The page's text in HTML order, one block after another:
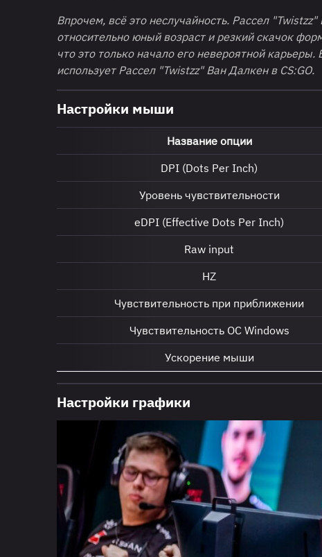
Впрочем, всё это неслучайность. Рассел
относительно юный возраст и резкий скачок
что это только начало его невероятной
использует Рассел "Twistzz" Ван Далкен в CS:GO.
Настройки мыши
Название опции
DPI (Dots Per Inch)
Уровень чувствительности
eDPI (Effective Dots Per Inch)
Raw input
HZ
Чувствительность при приближении
Чувствительность ОС Windows
Ускорение мыши
Настройки графики